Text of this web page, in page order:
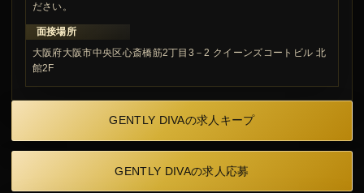
ださい。
面接場所
大阪府大阪市中央区心斎橋筋2丁目3－2 クイーンズコートビル 北
館2F
GENTLY DIVAの求人キープ
GENTLY DIVAの求人応募